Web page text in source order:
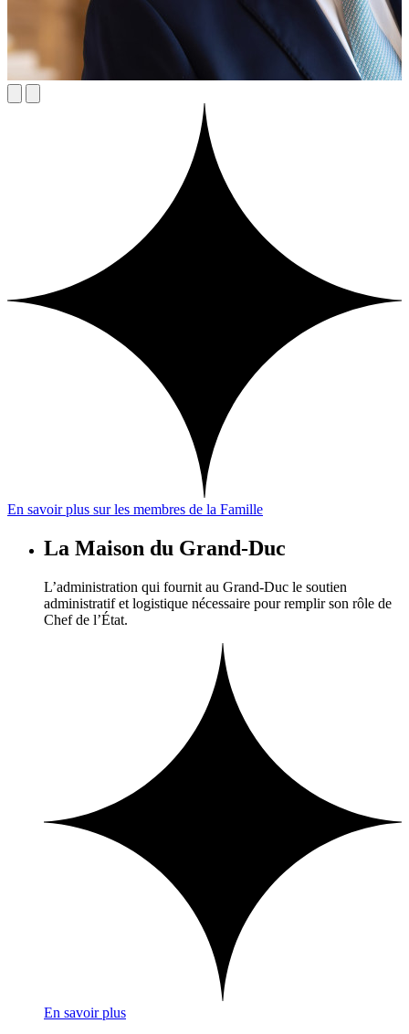
En savoir plus sur les membres de la Famille
La Maison du Grand-Duc
L’administration qui fournit au Grand-Duc le soutien
administratif et logistique nécessaire pour remplir son rôle de
Chef de l’État.
En savoir plus